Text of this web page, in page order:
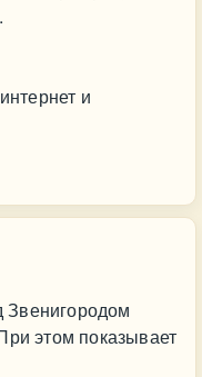
и
Звенигородом
этом показывает